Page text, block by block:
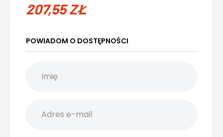
207,55ZŁ
POWIADOM O DOSTĘPNOŚCI